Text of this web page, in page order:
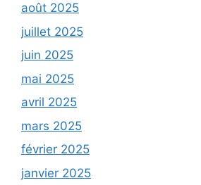
août 2025
juillet 2025
juin 2025
mai 2025
avril 2025
mars 2025
février 2025
janvier 2025